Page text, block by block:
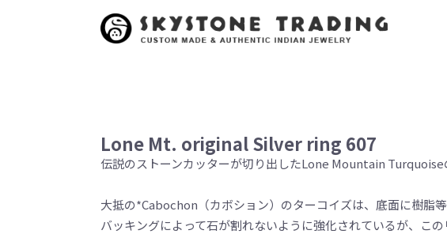
Lone Mt. original Silver ring 607
伝説のストーンカッターが切り出したLone Mountain
大抵の*Cabochon（カボション）のターコイズは、底面に樹脂
バッキングによって石が割れないように強化されているが、こ